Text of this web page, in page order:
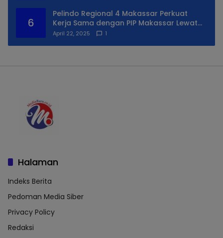
6
Pelindo Regional 4 Makassar Perkuat
Kerja Sama dengan PIP Makassar Lewat
Praktek Lapangan
April 22, 2025 1
Halaman
Indeks Berita
Pedoman Media Siber
Privacy Policy
Redaksi